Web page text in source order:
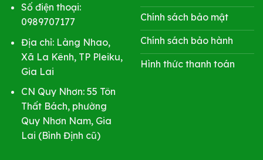
Số điện thoại:
0989707177
Địa chỉ: Làng Nhao,
Xã La Kênh, TP Pleiku,
Gia Lai
CN Quy Nhơn: 55 Tôn
Thất Bách, phường
Quy Nhơn Nam, Gia
Lai (Bình Định cũ)
Chính sách bảo mật
Chính sách bảo hành
Hình thức thanh toán